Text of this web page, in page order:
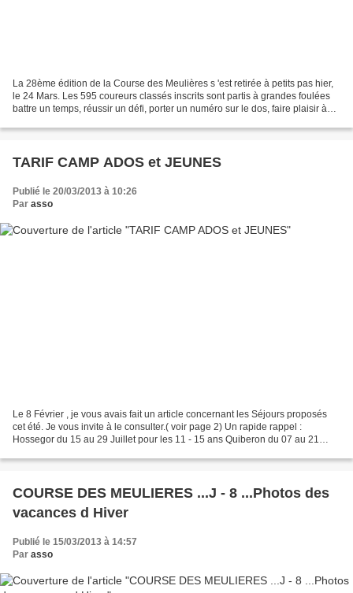
La 28ème édition de la Course des Meulières s 'est retirée à petits pas hier,
le 24 Mars. Les 595 coureurs classés inscrits sont partis à grandes foulées
battre un temps, réussir un défi, porter un numéro sur le dos, faire plaisir à
TARIF CAMP ADOS et JEUNES
Publié le 20/03/2013 à 10:26
Par asso
Le 8 Février , je vous avais fait un article concernant les Séjours proposés
cet été. Je vous invite à le consulter.( voir page 2) Un rapide rappel :
Hossegor du 15 au 29 Juillet pour les 11 - 15 ans Quiberon du 07 au 21
COURSE DES MEULIERES ...J - 8 ...Photos des
vacances d Hiver
Publié le 15/03/2013 à 14:57
Par asso